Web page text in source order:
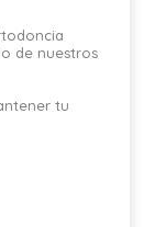
de nuestros
tu